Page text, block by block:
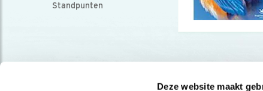
Deze website maakt
Standpunten